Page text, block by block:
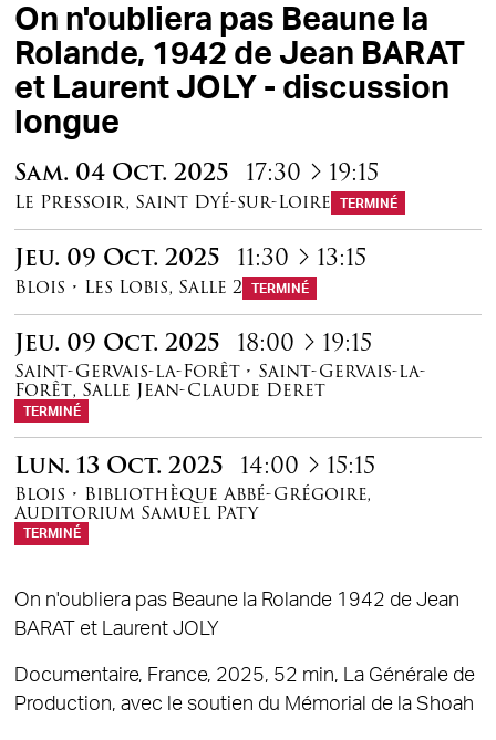
On n'oubliera pas Beaune la
Rolande, 1942 de Jean BARAT
et Laurent JOLY - discussion
longue
Sam. 04 Oct. 2025 17:30 à19:15
Le Pressoir, Saint Dyé-sur-Loire TERMINÉ
Jeu. 09 Oct. 2025 11:30 à13:15
Blois • Les Lobis, Salle 2 TERMINÉ
Jeu. 09 Oct. 2025 18:00 à19:15
Saint-Gervais-la-Forêt • Saint-Gervais-la-
Forêt, Salle Jean-Claude Deret
TERMINÉ
Lun. 13 Oct. 2025 14:00 à15:15
Blois • Bibliothèque Abbé-Grégoire,
Auditorium Samuel Paty
TERMINÉ
On n'oubliera pas Beaune la Rolande 1942 de Jean
BARAT et Laurent JOLY
Documentaire, France, 2025, 52 min, La Générale de
Production, avec le soutien du Mémorial de la Shoah